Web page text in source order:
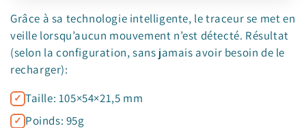
Grâce à sa technologie intelligente, le traceur se met en
veille lorsqu’aucun mouvement n’est détecté. Résultat
(selon la configuration, sans jamais avoir besoin de le
recharger):
Taille: 105×54×21,5 mm
Poinds: 95g